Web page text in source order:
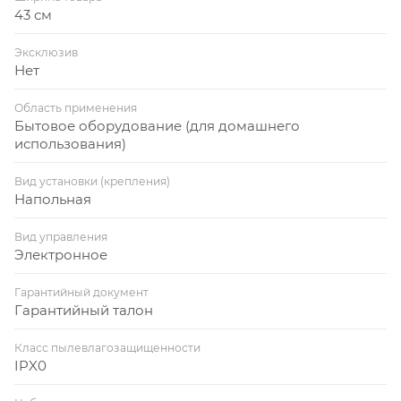
43 см
Эксклюзив
Нет
Область применения
Бытовое оборудование (для домашнего
использования)
Вид установки (крепления)
Напольная
Вид управления
Электронное
Гарантийный документ
Гарантийный талон
Класс пылевлагозащищенности
IPX0